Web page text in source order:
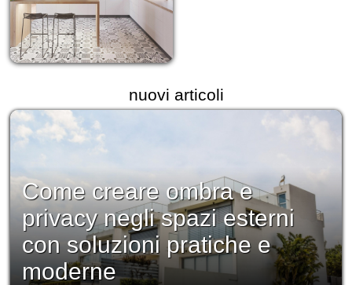
nuovi articoli
Come creare ombra e
privacy negli spazi esterni
con soluzioni pratiche e
moderne